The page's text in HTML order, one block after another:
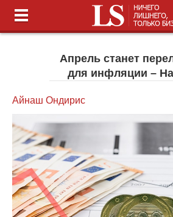
Апрель станет
для инфляции –
Айнаш Ондирис